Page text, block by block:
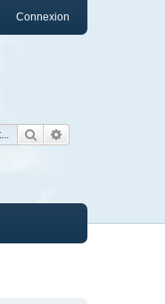
Connexion
Rechercher